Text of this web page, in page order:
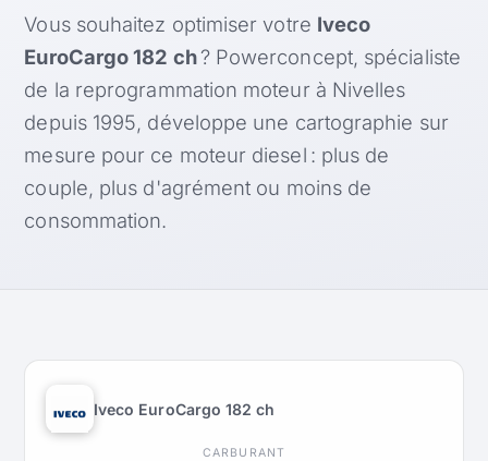
Vous souhaitez optimiser votre Iveco
EuroCargo 182 ch? Powerconcept, spécialiste
de la reprogrammation moteur à Nivelles
depuis 1995, développe une cartographie sur
mesure pour ce moteur diesel : plus de
couple, plus d'agrément ou moins de
consommation.
Iveco EuroCargo 182 ch
CARBURANT